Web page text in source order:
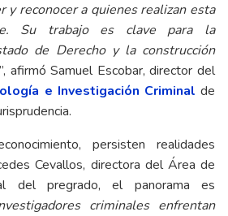
y reconocer a quienes realizan esta
Su trabajo es clave para la
de Derecho y la construcción
”, afirmó Samuel Escobar, director del
e Investigación Criminal de
persisten realidades
Cevallos, directora del Área de
del pregrado, el panorama es
criminales enfrentan